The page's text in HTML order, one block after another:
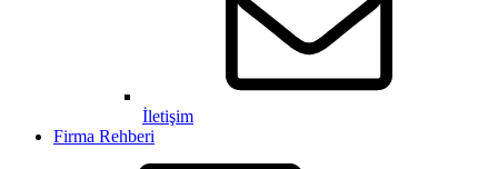
İletişim
Firma Rehberi